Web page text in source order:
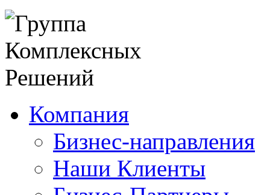
Компания
Бизнес-направления
Наши Клиенты